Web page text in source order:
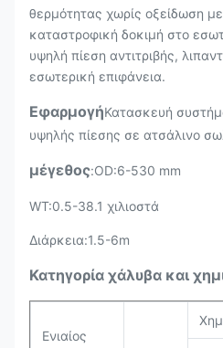
θερμότητας χωρίς οξείδωση
καταστροφική δοκιμή στο
υψηλή πίεση αντιτριβής,
εσωτερική επιφάνεια.
ΕφαρμογήΚατασκευή
υψηλής πίεσης σε ατσάλινο
μέγεθος:OD:6-530 mm
WT:0.5-38.1 χιλιοστά
Διάρκεια:1.5-6m
Κατηγορία χάλυβα και
Ενιαίος